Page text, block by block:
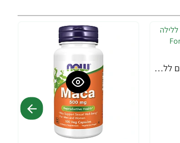
Leanfire PM שורף שומנים ללילה 60 כמוסות צמחיות - מבית Force Factor